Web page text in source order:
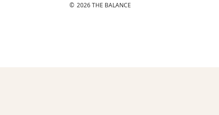
© 2026 THE BALANCE